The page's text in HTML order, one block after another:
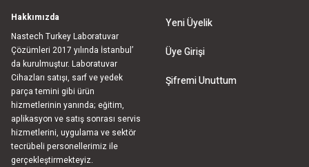
Hakkımızda
Nastech Turkey Laboratuvar
Çözümleri 2017 yılında İstanbul’
da kurulmuştur. Laboratuvar
Cihazları satışı, sarf ve yedek
parça temini gibi ürün
hizmetlerinin yanında; eğitim,
aplikasyon ve satış sonrası servis
hizmetlerini, uygulama ve sektör
tecrübeli personellerimiz ile
gerçekleştirmekteyiz.
Yeni Üyelik
Üye Girişi
Şifremi Unuttum